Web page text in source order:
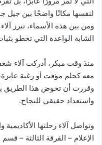
لنفسها مكانًا واضحًا بين جيل
ومن بين هذه الأسماء، تبرز
الشابة الواعدة التي تخطو
منذ وقت مبكر، أدركت آلاء
معه كحلم مؤقت أو رغبة
وقررت أن تخوض هذا
واستعداد حقيقي للنجاح.
وتواصل آلاء رحلتها
الإعلام – الفرقة الثالثة – قسم